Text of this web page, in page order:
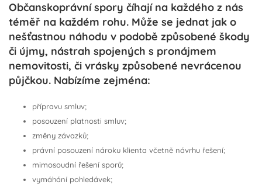
Občanskoprávní spory číhají na každého z nás
téměř na každém rohu. Může se jednat jak o
nešťastnou náhodu v podobě způsobené škody
či újmy, nástrah spojených s pronájmem
nemovitosti, či vrásky způsobené nevrácenou
půjčkou. Nabízíme zejména:
přípravu smluv;
posouzení platnosti smluv;
změny závazků;
právní posouzení nároku klienta včetně návrhu řešení;
mimosoudní řešení sporů;
vymáhání pohledávek;